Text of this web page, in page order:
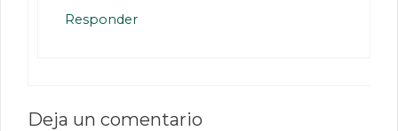
Responder
Deja un comentario